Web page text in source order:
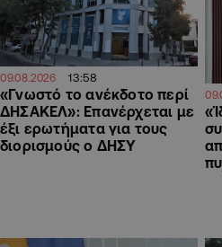
09.08.2026 13:58
«Γνωστό το ανέκδοτο περί
ΔΗΣΑΚΕΛ»: Επανέρχεται με
έξι ερωτήματα για τους
διορισμούς ο ΔΗΣΥ